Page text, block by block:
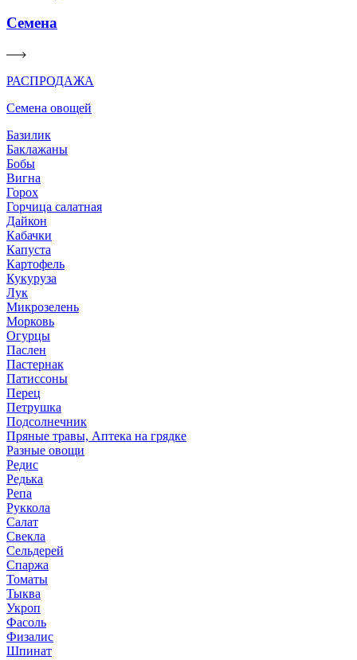
Семена
РАСПРОДАЖА
Семена овощей
Базилик
Баклажаны
Бобы
Вигна
Горох
Горчица салатная
Дайкон
Кабачки
Капуста
Картофель
Кукуруза
Лук
Микрозелень
Морковь
Огурцы
Паслен
Пастернак
Патиссоны
Перец
Петрушка
Подсолнечник
Пряные травы, Аптека на грядке
Разные овощи
Редис
Редька
Репа
Руккола
Салат
Свекла
Сельдерей
Спаржа
Томаты
Тыква
Укроп
Фасоль
Физалис
Шпинат